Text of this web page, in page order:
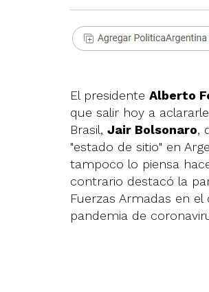
El presidente Alberto
que salir hoy a
Brasil, Jair Bolsonaro,
"estado de sitio" en
tampoco lo piensa
contrario destacó la
Fuerzas Armadas en
pandemia de